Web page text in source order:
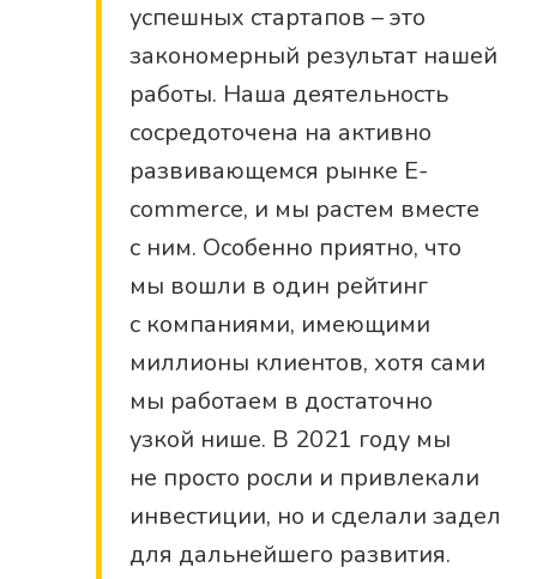
успешных стартапов – это
закономерный результат нашей
работы. Наша деятельность
сосредоточена на активно
развивающемся рынке E-
commerce, и мы растем вместе
с ним. Особенно приятно, что
мы вошли в один рейтинг
с компаниями, имеющими
миллионы клиентов, хотя сами
мы работаем в достаточно
узкой нише. В 2021 году мы
не просто росли и привлекали
инвестиции, но и сделали задел
для дальнейшего развития.